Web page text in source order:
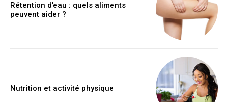
Rétention d’eau : quels aliments
peuvent aider ?
Nutrition et activité physique